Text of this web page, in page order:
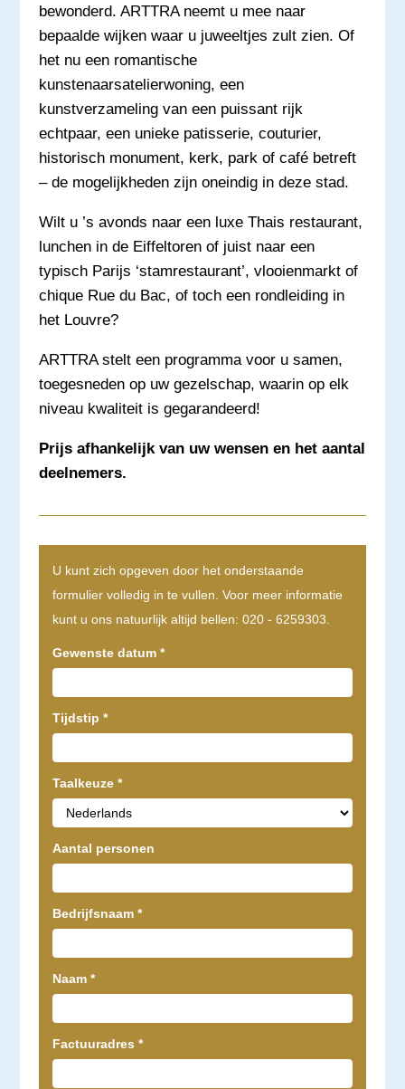
bewonderd. ARTTRA neemt u mee naar
bepaalde wijken waar u juweeltjes zult zien. Of
het nu een romantische
kunstenaarsatelierwoning, een
kunstverzameling van een puissant rijk
echtpaar, een unieke patisserie, couturier,
historisch monument, kerk, park of café betreft
– de mogelijkheden zijn oneindig in deze stad.
Wilt u ’s avonds naar een luxe Thais restaurant,
lunchen in de Eiffeltoren of juist naar een
typisch Parijs ‘stamrestaurant’, vlooienmarkt of
chique Rue du Bac, of toch een rondleiding in
het Louvre?
ARTTRA stelt een programma voor u samen,
toegesneden op uw gezelschap, waarin op elk
niveau kwaliteit is gegarandeerd!
Prijs afhankelijk van uw wensen en het aantal
deelnemers.
U kunt zich opgeven door het onderstaande
formulier volledig in te vullen. Voor meer informatie
kunt u ons natuurlijk altijd bellen: 020 - 6259303.
Gewenste datum *
Tijdstip *
Taalkeuze *
Aantal personen
Bedrijfsnaam *
Naam *
Factuuradres *